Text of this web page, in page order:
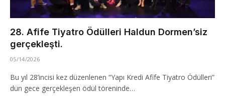
28. Afife Tiyatro Ödülleri Haldun Dormen’siz
gerçekleşti.
05/14/2026
Bu yıl 28’incisi kez düzenlenen “Yapı Kredi Afife Tiyatro Ödülleri”
dün gece gerçekleşen ödül töreninde…